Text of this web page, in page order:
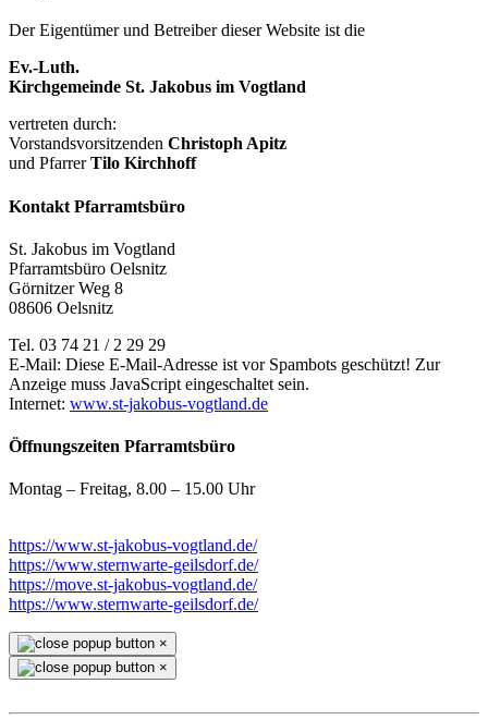
Der Eigentümer und Betreiber dieser Website ist die
Ev.-Luth.
Kirchgemeinde St. Jakobus im Vogtland
vertreten durch:
Vorstandsvorsitzenden Christoph Apitz
und PfarrerTilo Kirchhoff
Kontakt Pfarramtsbüro
St. Jakobus im Vogtland
Pfarramtsbüro Oelsnitz
Görnitzer Weg 8
08606 Oelsnitz
Tel. 03 74 21 / 2 29 29
E-Mail: Diese E-Mail-Adresse ist vor Spambots geschützt! Zur
Anzeige muss JavaScript eingeschaltet sein.
Internet: www.st-jakobus-vogtland.de
Öffnungszeiten Pfarramtsbüro
Montag – Freitag, 8.00 – 15.00 Uhr
https://www.st-jakobus-vogtland.de/
https://www.sternwarte-geilsdorf.de/
https://move.st-jakobus-vogtland.de/
https://www.sternwarte-geilsdorf.de/
×
×